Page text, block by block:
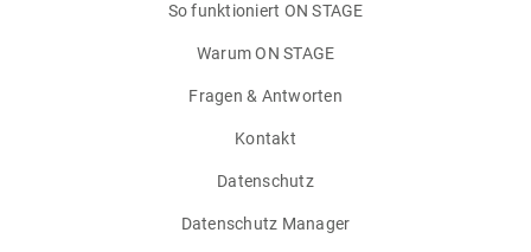
So funktioniert ON STAGE
Warum ON STAGE
Fragen & Antworten
Kontakt
Datenschutz
Datenschutz Manager